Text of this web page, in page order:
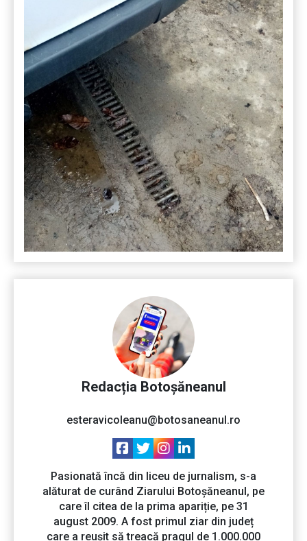
Redacția Botoșăneanul
esteravicoleanu@botosaneanul.ro
Pasionată încă din liceu de jurnalism, s-a
alăturat de curând Ziarului Botoșăneanul, pe
care îl citea de la prima apariție, pe 31
august 2009. A fost primul ziar din județ
care a reușit să treacă pragul de 1.000.000